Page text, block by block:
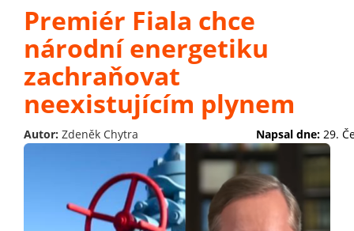
Premiér Fiala chce
národní energetiku
zachraňovat
neexistujícím plynem
Autor: Zdeněk Chytra Napsal dne: 29.